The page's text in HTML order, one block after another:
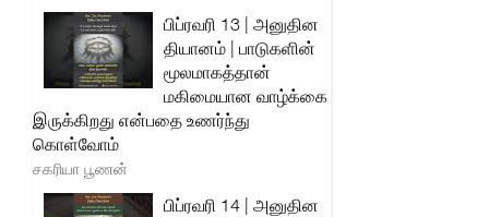
பிப்ரவரி 13 | அனுதின
தியானம் | பாடுகளின்
மூலமாகத்தான்
மகிமையான வாழ்க்கை
இருக்கிறது என்பதை உணர்ந்து
கொள்வோம்
சகரியா பூணன்
பிப்ரவரி 14 | அனுதின